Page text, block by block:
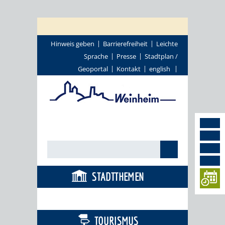
Hinweis geben Barrierefreiheit
Leichte
Sprache
Presse
Stadtplan /
Geoportal
Kontakt english
STADTTHEMEN
TOURISMUS